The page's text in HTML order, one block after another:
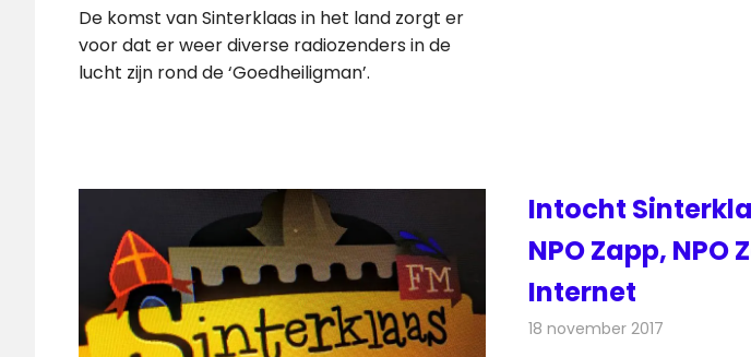
De komst van Sinterklaas in het land zorgt er
voor dat er weer diverse radiozenders in de
lucht zijn rond de ‘Goedheiligman’.
Intocht
NPO Zapp, NPO
Internet
18 november 2017